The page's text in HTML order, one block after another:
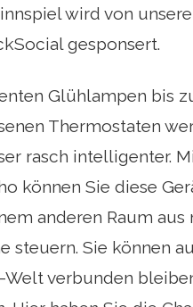
wird von
gesponsert.
Glühlampen bis
Thermostaten
rasch intelligenter.
können Sie diese
anderen Raum aus
steuern. Sie können
Welt verbunden